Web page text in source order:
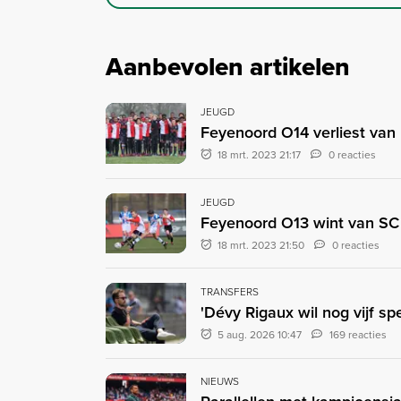
Aanbevolen artikelen
JEUGD
Feyenoord O14 verliest van
18 mrt. 2023 21:17 0 reacties
JEUGD
Feyenoord O13 wint van
18 mrt. 2023 21:50 0 reacties
TRANSFERS
'Dévy Rigaux wil nog vijf
5 aug. 2026 10:47 169 reacties
NIEUWS